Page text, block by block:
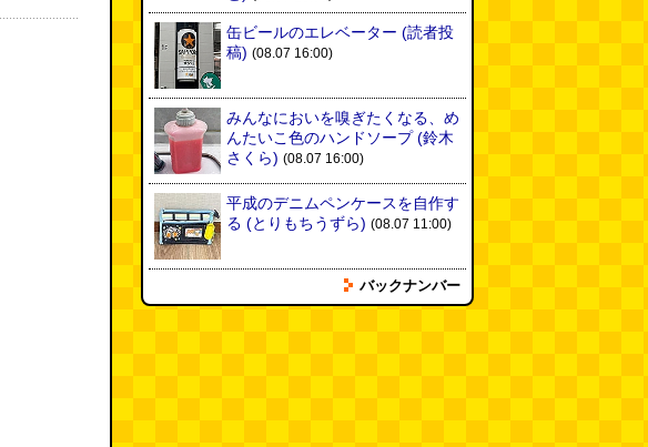
缶ビールのエレベーター (読者投
稿) (08.07 16:00)
みんなにおいを嗅ぎたくなる、め
んたいこ色のハンドソープ(鈴木
さくら) (08.07 16:00)
平成のデニムペンケースを自作す
る (とりもちうずら) (08.07 11:00)
揖保乃糸の「そうめん」ではな
く、揖保乃糸の「パスタ」を食べ
バックナンバー